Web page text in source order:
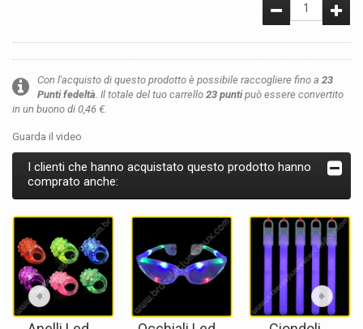
Con l'acquisto di questo prodotto è possibile raccogliere fino a 23
Punti fedeltà. Il totale del tuo carrello 23 puntipuò essere convertito
in un buono di 0,46 €.
Guarda il video
I clienti che hanno acquistato questo prodotto hanno
comprato anche: